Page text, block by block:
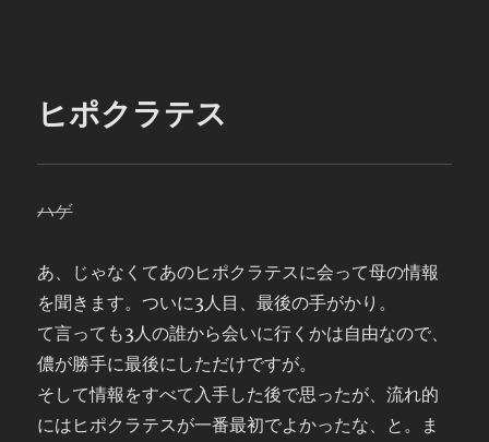
ヒポクラテス
ハゲ
あ、じゃなくてあのヒポクラテスに会って母の情報
を聞きます。ついに3人目、最後の手がかり。
て言っても3人の誰から会いに行くかは自由なので、
儂が勝手に最後にしただけですが。
そして情報をすべて入手した後で思ったが、流れ的
にはヒポクラテスが一番最初でよかったな、と。ま